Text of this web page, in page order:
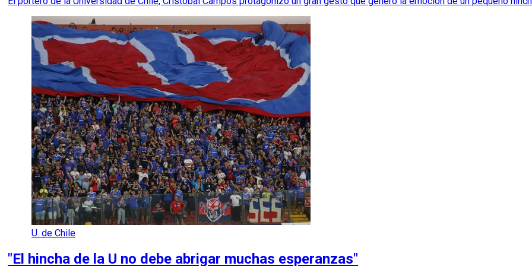
U. de Chile
"El hincha de la U no debe abrigar muchas esperanzas"